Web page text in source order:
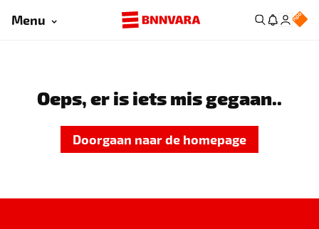
Menu
Oeps, er is iets mis gegaan..
Doorgaan naar de homepage